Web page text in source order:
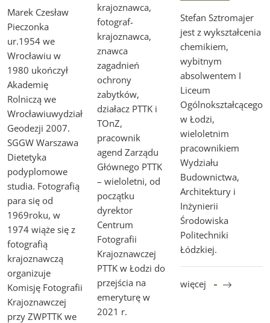
Marek Czesław
Pieczonka
ur.1954 we
Wrocławiu w
1980 ukończył
Akademię
Rolniczą we
Wrocławiuwydział
Geodezji 2007.
SGGW Warszawa
Dietetyka
podyplomowe
studia. Fotografią
para się od
1969roku, w
1974 wiąże się z
fotografią
krajoznawczą
organizuje
Komisję Fotografii
Krajoznawczej
przy ZWPTTK we
krajoznawca,
fotograf-
krajoznawca,
znawca
zagadnień
ochrony
zabytków,
działacz PTTK i
TOnZ,
pracownik
agend Zarządu
Głównego PTTK
– wieloletni, od
początku
dyrektor
Centrum
Fotografii
Krajoznawczej
PTTK w Łodzi do
przejścia na
emeryturę w
2021 r.
Stefan Sztromajer
jest z wykształcenia
chemikiem,
wybitnym
absolwentem I
Liceum
Ogólnokształcącego
w Łodzi,
wieloletnim
pracownikiem
Wydziału
Budownictwa,
Architektury i
Inżynierii
Środowiska
Politechniki
Łódzkiej.
więcej